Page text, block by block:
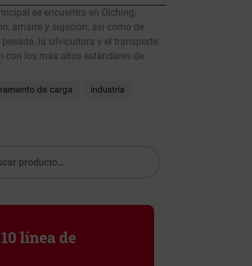
se encuentra en Olching,
amarre y sujeción, así como de
la silvicultura y el transporte.
con los más altos estándares de
de carga industria
línea de